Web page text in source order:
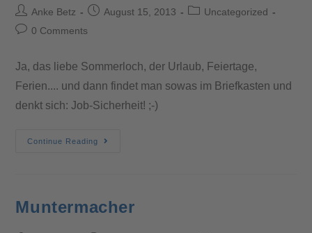
Anke Betz August 15, 2013
Uncategorized
0 Comments
Ja, das liebe Sommerloch, der Urlaub, Feiertage,
Ferien.... und dann findet man sowas im Briefkasten und
denkt sich: Job-Sicherheit! ;-)
Continue Reading
Muntermacher